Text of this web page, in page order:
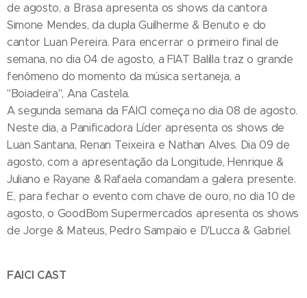
de agosto, a Brasa apresenta os shows da cantora
Simone Mendes, da dupla Guilherme & Benuto e do
cantor Luan Pereira. Para encerrar o primeiro final de
semana, no dia 04 de agosto, a FIAT Balilla traz o grande
fenômeno do momento da música sertaneja, a
"Boiadeira", Ana Castela.
A segunda semana da FAICI começa no dia 08 de agosto.
Neste dia, a Panificadora Líder apresenta os shows de
Luan Santana, Renan Teixeira e Nathan Alves. Dia 09 de
agosto, com a apresentação da Longitude, Henrique &
Juliano e Rayane & Rafaela comandam a galera presente.
E, para fechar o evento com chave de ouro, no dia 10 de
agosto, o GoodBom Supermercados apresenta os shows
de Jorge & Mateus, Pedro Sampaio e D'Lucca & Gabriel.
FAICI CAST